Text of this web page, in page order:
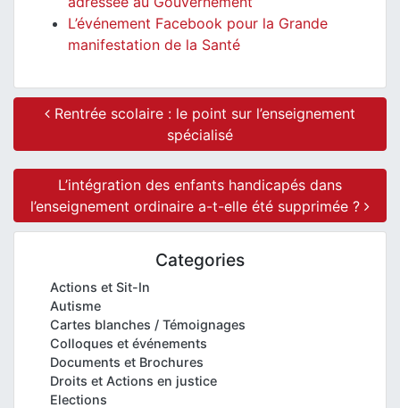
L’événement Facebook pour la Grande
manifestation de la Santé
Post navigation
Rentrée scolaire : le point sur l’enseignement
spécialisé
L’intégration des enfants handicapés dans
l’enseignement ordinaire a-t-elle été supprimée ?
Categories
Actions et Sit-In
Autisme
Cartes blanches / Témoignages
Colloques et événements
Documents et Brochures
Droits et Actions en justice
Elections